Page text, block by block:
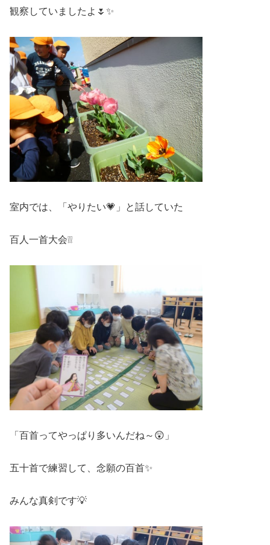
観察していましたよ🌷✨
室内では、「やりたい💗」と話していた
百人一首大会❕❕
「百首ってやっぱり多いんだね～😲」
五十首で練習して、念願の百首✨
みんな真剣です💡